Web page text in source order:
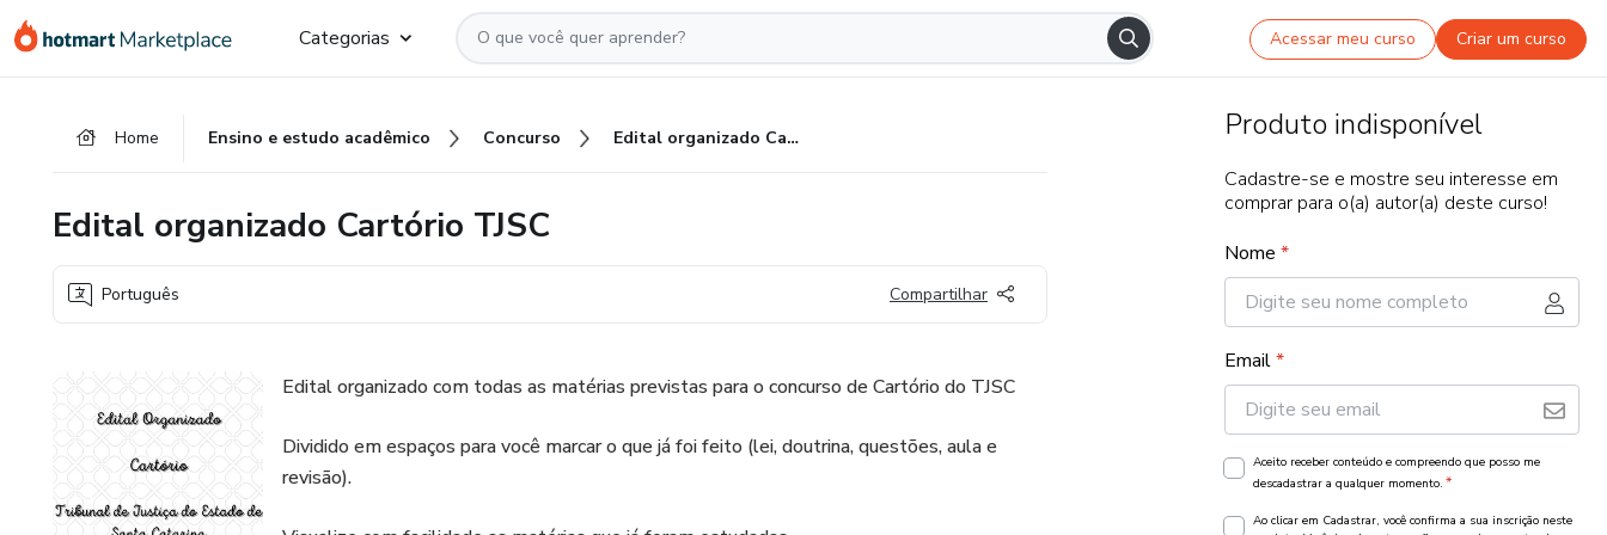
para
para
para
Categorias Acessar meu curso Criar um curso
Home Ensino e estudo acadêmico Concurso Edital organizado Cartório TJSC
Edital organizado Cartório TJSC
Português Compartilhar
Edital organizado com todas as matérias previstas para o concurso de Cartório do TJSC
Dividido em espaços para você marcar o que já foi feito (lei, doutrina, questões, aula e
revisão).
Produto indisponível
Cadastre-se e mostre seu interesse em
comprar para o(a) autor(a) deste curso!
Nome *
Email*
Aceito receber conteúdo e compreendo que posso me
descadastrar a qualquer momento. *
Ao clicar em Cadastrar, você confirma a sua inscrição neste